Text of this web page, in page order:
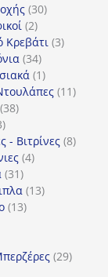
προϊόντα
3030
22
προϊόντα
Κρεβάτι 33
3434
προϊόντα
11
προϊόν
1111
3838
43
προϊόντα
- Βιτρίνες 88
44
3131
προϊόντα
1313
1313
2929